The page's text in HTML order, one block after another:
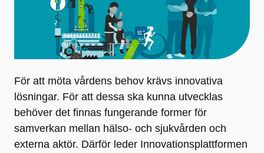
För att möta vårdens behov krävs innovativa
lösningar. För att dessa ska kunna utvecklas
behöver det finnas fungerande former för
samverkan mellan hälso- och sjukvården och
externa aktör. Därför leder Innovationsplattformen